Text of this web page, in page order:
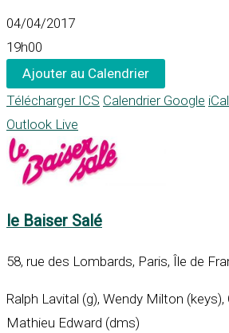
04/04/2017
19h00
Ajouter au Calendrier
Télécharger ICS Calendrier Google
Outlook Live
le Baiser Salé
58, rue des Lombards, Paris, Île de
Ralph Lavital (g), Wendy Milton (keys),
Mathieu Edward (dms)